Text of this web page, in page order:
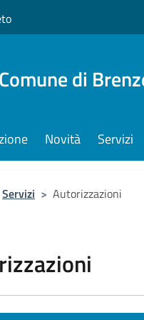
Comune di
Novità Servizi
Servizi > Autorizzazioni